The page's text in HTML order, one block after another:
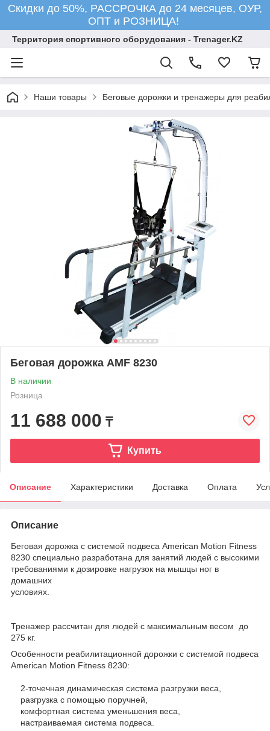
Скидки до 50%, РАССРОЧКА до 24 месяцев, ОУР,
ОПТ и РОЗНИЦА!
Территория спортивного оборудования - Trenager.KZ
Наши товары Беговые дорожки и тренажеры для
Беговая дорожка AMF 8230
В наличии
Розница
11 688 000 ₸
Купить
Описание Характеристики Доставка Оплата
Описание
Беговая дорожка с системой подвеса American Motion Fitness
8230 специально разработана для занятий людей с высокими
требованиями к дозировке нагрузок на мышцы ног в
домашних
условиях.
Тренажер рассчитан для людей с максимальным весом до
275 кг.
Особенности реабилитационной дорожки с системой подвеса
American Motion Fitness 8230:
2-точечная динамическая система разгрузки веса,
разгрузка с помощью поручней,
комфортная система уменьшения веса,
настраиваемая система подвеса.